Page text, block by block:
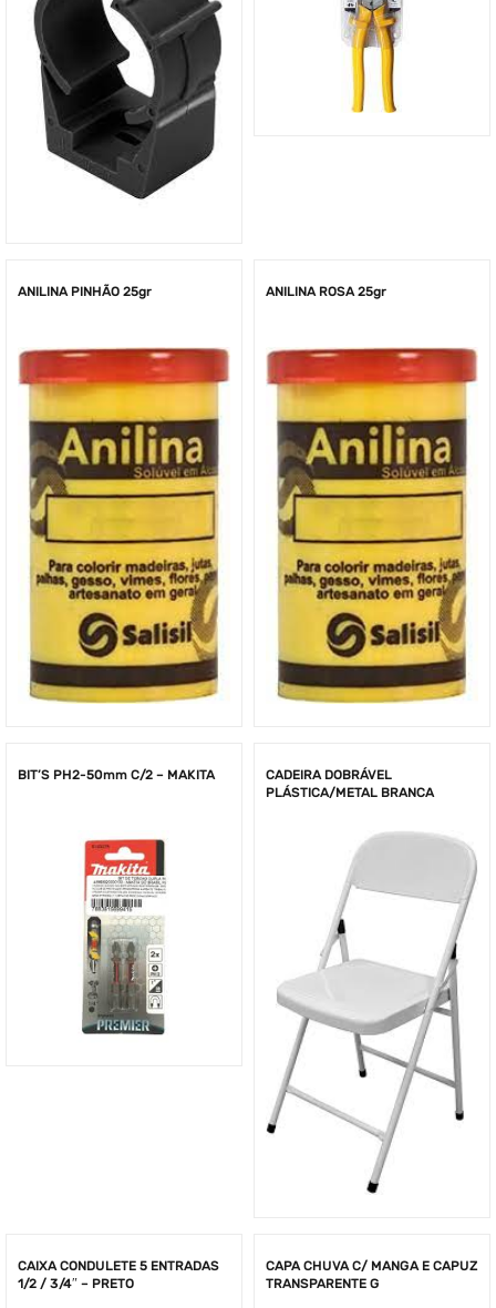
ANILINA PINHÃO 25gr ANILINA ROSA 25gr
BIT’S PH2-50mm C/2 – MAKITA
CADEIRA DOBRÁVEL
PLÁSTICA/METAL BRANCA
CAIXA CONDULETE 5 ENTRADAS
1/2 / 3/4″ – PRETO
CAPA CHUVA C/ MANGA E CAPUZ
TRANSPARENTE G